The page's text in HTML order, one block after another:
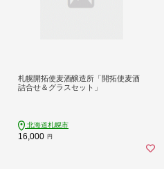
札幌開拓使麦酒醸造所「開拓使麦酒
詰合せ＆グラスセット」
北海道札幌市
16,000 円